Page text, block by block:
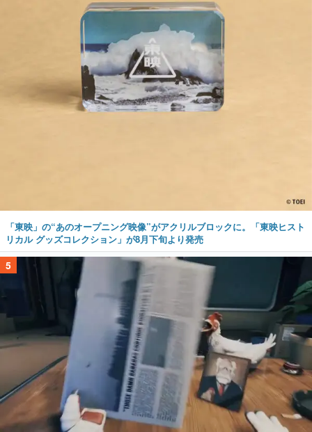
「東映」の“あのオープニング映像”がアクリルブロックに。「東映ヒスト
リカル グッズコレクション」が8月下旬より発売
5